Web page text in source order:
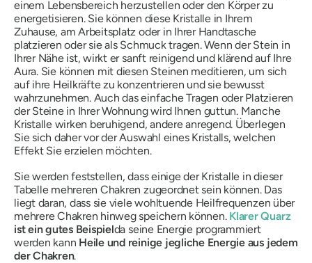
einem Lebensbereich herzustellen oder den Körper zu
energetisieren. Sie können diese Kristalle in Ihrem
Zuhause, am Arbeitsplatz oder in Ihrer Handtasche
platzieren oder sie als Schmuck tragen. Wenn der Stein in
Ihrer Nähe ist, wirkt er sanft reinigend und klärend auf Ihre
Aura. Sie können mit diesen Steinen meditieren, um sich
auf ihre Heilkräfte zu konzentrieren und sie bewusst
wahrzunehmen. Auch das einfache Tragen oder Platzieren
der Steine ​​in Ihrer Wohnung wird Ihnen guttun. Manche
Kristalle wirken beruhigend, andere anregend. Überlegen
Sie sich daher vor der Auswahl eines Kristalls, welchen
Effekt Sie erzielen möchten.
Sie werden feststellen, dass einige der Kristalle in dieser
Tabelle mehreren Chakren zugeordnet sein können. Das
liegt daran, dass sie viele wohltuende Heilfrequenzen über
mehrere Chakren hinweg speichern können. Klarer Quarz
ist ein gutes Beispielda seine Energie programmiert
werden kann Heile und reinige jegliche Energie aus jedem
der Chakren.